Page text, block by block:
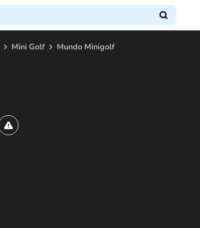
Mini Golf Mundo Minigolf